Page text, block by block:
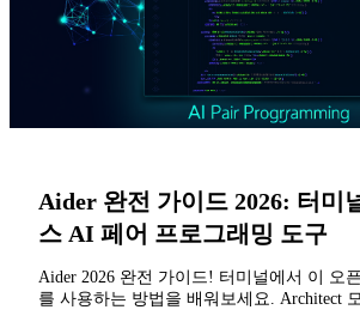
Aider 완전 가이드 2026: 터미
스 AI 페어 프로그래밍 도구
Aider 2026 완전 가이드! 터미널에서 이 오
를 사용하는 방법을 배워보세요. Architect